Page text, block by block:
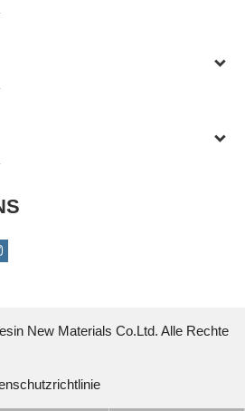
New Materials Co.Ltd. Alle Rechte